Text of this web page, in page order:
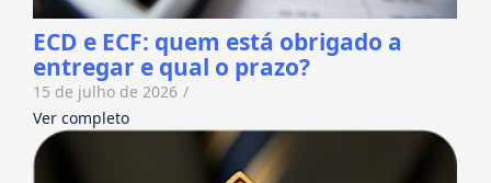
ECD e ECF: quem está obrigado a
entregar e qual o prazo?
15 de julho de 2026 /
Ver completo